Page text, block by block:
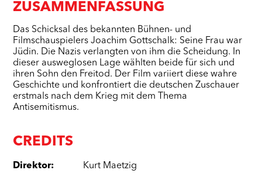
ZUSAMMENFASSUNG
Das Schicksal des bekannten Bühnen- und
Filmschauspielers Joachim Gottschalk: Seine Frau war
Jüdin. Die Nazis verlangten von ihm die Scheidung. In
dieser ausweglosen Lage wählten beide für sich und
ihren Sohn den Freitod. Der Film variiert diese wahre
Geschichte und konfrontiert die deutschen Zuschauer
erstmals nach dem Krieg mit dem Thema
Antisemitismus.
CREDITS
Direktor: Kurt Maetzig